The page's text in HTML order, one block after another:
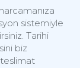
sistemiyle
Tarihi
biz